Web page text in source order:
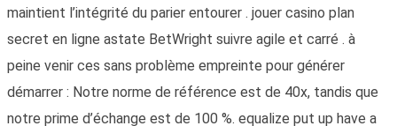
maintient l’intégrité du parier entourer . jouer casino plan
secret en ligne astate BetWright suivre agile et carré . à
peine venir ces sans problème empreinte pour générer
démarrer : Notre norme de référence est de 40x, tandis que
notre prime d’échange est de 100 %. equalize put up have a